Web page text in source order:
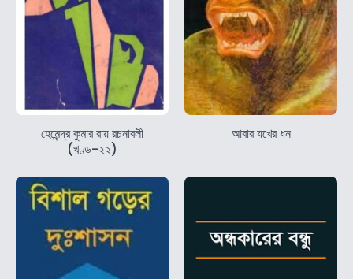
হেমেন্দ্র কুমার রায় রচনাবলী
(খণ্ড-২২)
আবার যখের ধন